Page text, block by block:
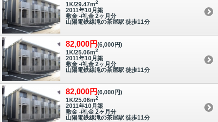
1K/29.47m2
2011年10月築
敷金 -/礼金 2ヶ月分
山陽電鉄線滝の茶屋駅 徒歩11分
82,000円 (6,000円)
1K/25.06m2
2011年10月築
敷金 -/礼金 2ヶ月分
山陽電鉄線滝の茶屋駅 徒歩11分
82,000円 (6,000円)
1K/25.06m2
2011年10月築
敷金 -/礼金 2ヶ月分
山陽電鉄線滝の茶屋駅 徒歩11分